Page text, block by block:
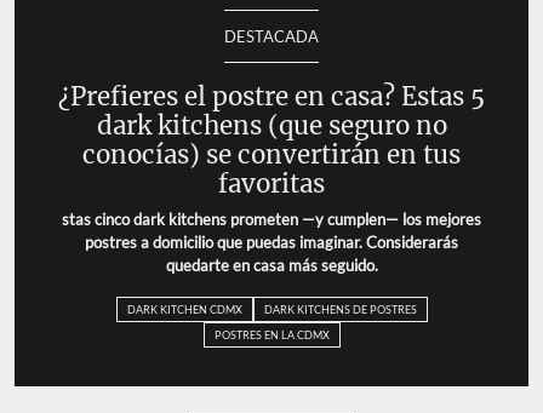
DESTACADA
¿Prefieres el postre en casa? Estas 5
dark kitchens (que seguro no
conocías) se convertirán en tus
favoritas
stas cinco dark kitchens prometen —y cumplen— los mejores
postres a domicilio que puedas imaginar. Considerarás
quedarte en casa más seguido.
DARK KITCHEN CDMX
DARK KITCHENS DE POSTRES
POSTRES EN LA CDMX